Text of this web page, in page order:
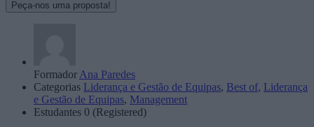
Peça-nos uma proposta!
Formador Ana Paredes
Categorias Liderança e Gestão de Equipas, Best of, Liderança
e Gestão de Equipas, Management
Estudantes 0 (Registered)